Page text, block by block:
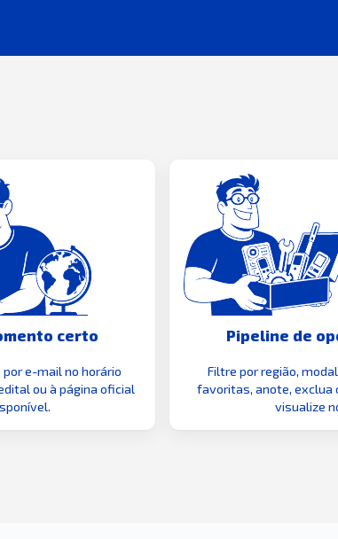
certo
e-mail no horário
ou à página oficial
Pipeline de
Filtre por região,
favoritas, anote, exclua
visualize